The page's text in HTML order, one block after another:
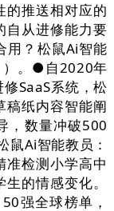
推送相对应的
自从进修能力要
用？松鼠Ai智能
）。●自2020年
SaaS系统，松
稿纸内容智能阐
，数量冲破500
Ai智能教员：
准检测小学高中
的情感变化。
强全球榜单，